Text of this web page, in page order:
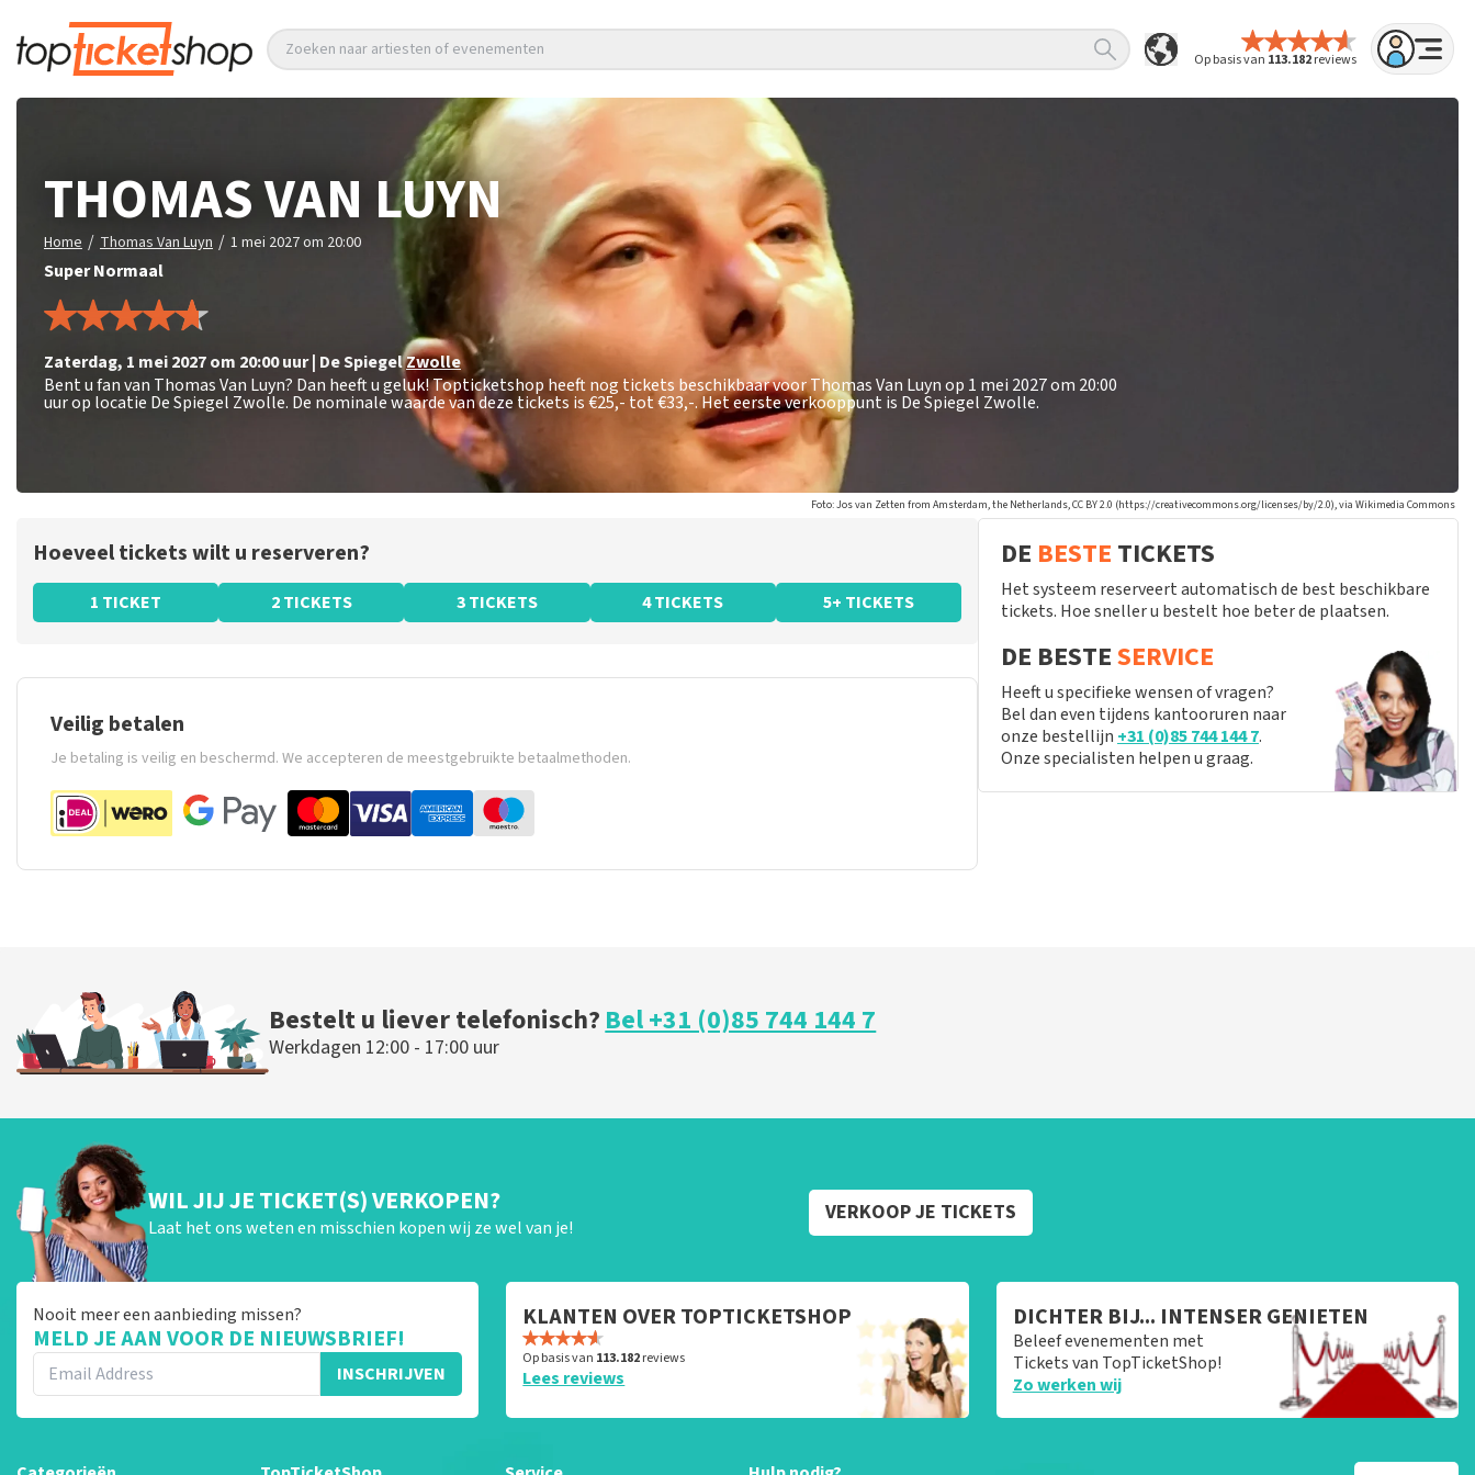
Op basis van 113.182reviews
Zoeken naar artiesten of evenementen
THOMAS VAN LUYN
Home / Thomas Van Luyn / 1 mei 2027 om 20:00
Super Normaal
zaterdag, 1 mei 2027 om 20:00uur| De SpiegelZwolle
Bent u fan van Thomas Van Luyn? Dan heeft u geluk! Topticketshop heeft nog tickets beschikbaar voor Thomas Van Luyn op 1 mei 2027 om 20:00
uur op locatie De Spiegel Zwolle. De nominale waarde van deze tickets is€25,- tot €33,-. Het eerste verkooppunt is De Spiegel Zwolle.
Foto: Jos van Zetten from Amsterdam, the Netherlands, CC BY 2.0 (https://creativecommons.org/licenses/by/2.0), via Wikimedia Commons
Hoeveel tickets wilt u reserveren?
1 TICKET 2 TICKETS 3 TICKETS 4 TICKETS 5+ TICKETS
Veilig betalen
Je betaling is veilig en beschermd. We accepteren de meestgebruikte betaalmethoden.
DE BESTE TICKETS
Het systeem reserveert automatisch de best beschikbare
tickets. Hoe sneller u bestelt hoe beter de plaatsen.
DE BESTESERVICE
Heeft u specifieke wensen of vragen?
Bel dan even tijdens kantooruren naar
onze bestellijn +31 (0)85 744 144 7.
Onze specialisten helpen u graag.
Bestelt u liever telefonisch?Bel +31 (0)85 744 144 7
Werkdagen 12:00 - 17:00 uur
WIL JIJ JE TICKET(S) VERKOPEN?
Laat het ons weten en misschien kopen wij ze wel van je!
VERKOOP JE TICKETS
Nooit meer een aanbieding missen?
MELD JE AAN VOOR DE NIEUWSBRIEF!
INSCHRIJVEN
KLANTEN OVER TOPTICKETSHOP
Op basis van 113.182reviews
Lees reviews
DICHTER BIJ... INTENSER GENIETEN
Beleef evenementen met
Tickets van TopTicketShop!
Zo werken wij